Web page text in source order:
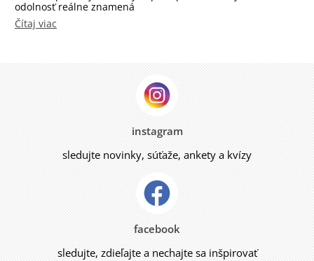
odolnosť reálne znamená
Čítaj viac
instagram
sledujte novinky, súťaže, ankety a kvízy
facebook
sledujte, zdieľajte a nechajte sa inšpirovať